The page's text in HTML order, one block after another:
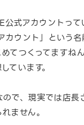
式アカウントっ
ウント」という
てつくってます
ています。
で、現実では店
ません。